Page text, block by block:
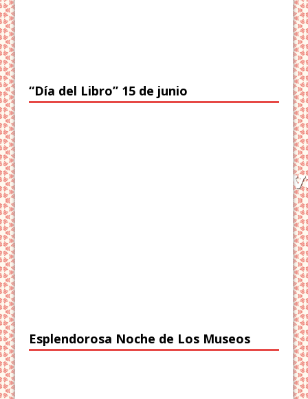
“Día del Libro” 15 de junio
Esplendorosa Noche de Los Museos